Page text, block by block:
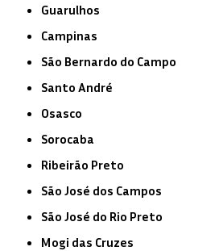
Guarulhos
Campinas
São Bernardo do Campo
Santo André
Osasco
Sorocaba
Ribeirão Preto
São José dos Campos
São José do Rio Preto
Mogi das Cruzes